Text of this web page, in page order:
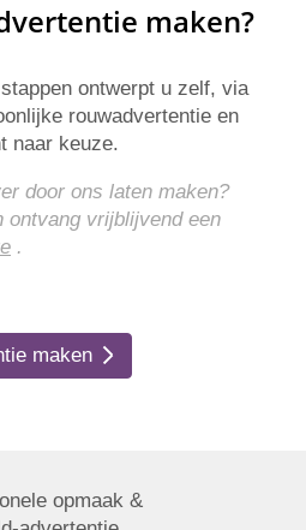
maken?
ontwerpt u zelf, via
rouwadvertentie en
naar keuze.
door ons laten maken?
ontvang vrijblijvend een
.
maken
opmaak &